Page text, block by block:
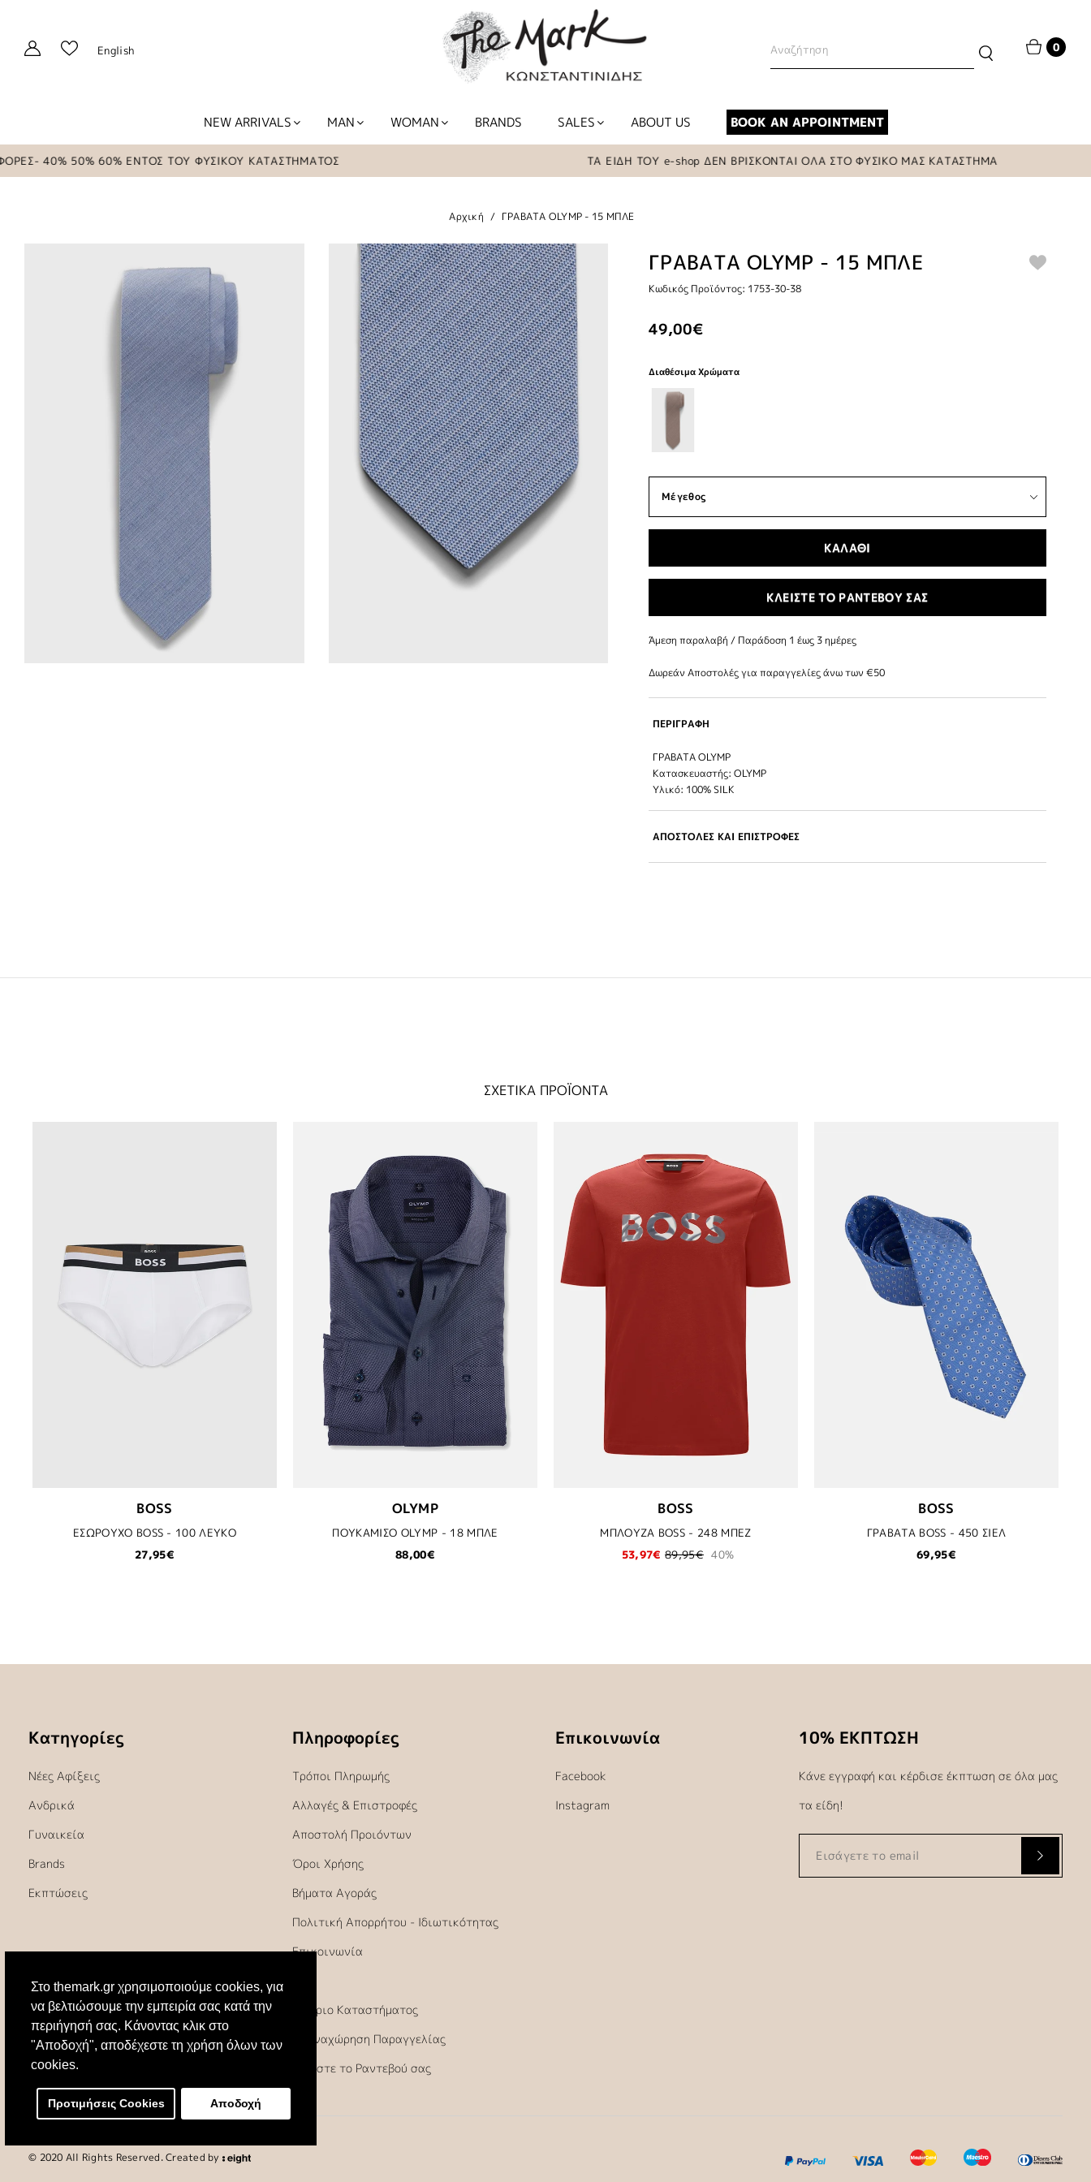
Στο themark.gr χρησιμοποιούμε cookies, για
να βελτιώσουμε την εμπειρία σας κατά την
περιήγησή σας. Κάνοντας κλικ στο
"Αποδοχή", αποδέχεστε τη χρήση όλων των
cookies.
Προτιμήσεις Cookies Αποδοχή
English 0
NEW ARRIVALS MAN WOMAN BRANDS SALES ABOUT US BOOK AN APPOINTMENT
40% 50% 60% ΕΝΤΟΣ ΤΟΥ ΦΥΣΙΚΟΥ ΚΑΤΑΣΤΗΜΑΤΟΣ ΤΑ ΕΙΔΗ ΤΟΥ e-shop ΔΕΝ ΒΡΙΣΚΟΝΤΑΙ ΟΛΑ ΣΤΟ ΦΥΣΙΚΟ ΜΑΣ ΚΑΤΑΣΤΗΜΑ
Αρχική ΓΡΑΒΑΤΑ OLYMP - 15 ΜΠΛΕ
ΓΡΑΒΑΤΑ OLYMP - 15 ΜΠΛΕ
Κωδικός Προϊόντος: 1753-30-38
49,00€
Διαθέσιμα Χρώματα
ΚΑΛΑΘΙ
ΚΛΕΙΣΤΕ ΤΟ ΡΑΝΤΕΒΟΥ ΣΑΣ
Άμεση παραλαβή / Παράδoση 1 έως 3 ημέρες
Δωρεάν Αποστολές για παραγγελίες άνω των €50
ΠΕΡΙΓΡΑΦΗ
ΓΡΑΒΑΤΑ OLYMP
Κατασκευαστής: OLYMP
Υλικό: 100% SILK
ΑΠΟΣΤΟΛΕΣ ΚΑΙ ΕΠΙΣΤΡΟΦΕΣ
ΣΧΕΤΙΚΑ ΠΡΟΪΟΝΤΑ
BOSS
ΕΣΩΡΟΥΧΟ BOSS - 100 ΛΕΥΚΟ
27,95€
OLYMP
ΠΟΥΚΑΜΙΣΟ OLYMP - 18 ΜΠΛΕ
88,00€
BOSS
ΜΠΛΟΥΖΑ BOSS - 248 ΜΠΕΖ
53,97€ 89,95€ 40%
BOSS
ΓΡΑΒΑΤΑ BOSS - 450 ΣΙΕΛ
69,95€
Κατηγορίες
Νέες Αφίξεις
Ανδρικά
Γυναικεία
Brands
Εκπτώσεις
Πληροφορίες
Τρόποι Πληρωμής
Αλλαγές & Επιστροφές
Αποστολή Προιόντων
Όροι Χρήσης
Βήματα Αγοράς
Πολιτική Απορρήτου - Ιδιωτικότητας
Επικοινωνία
Ωράριο Καταστήματος
Υπαναχώρηση Παραγγελίας
Κλείστε το Ραντεβού σας
Επικοινωνία
Facebook
Instagram
10% ΕΚΠΤΩΣΗ
Κάνε εγγραφή και κέρδισε έκπτωση σε όλα μας
τα είδη!
© 2020 All Rights Reserved. Created by